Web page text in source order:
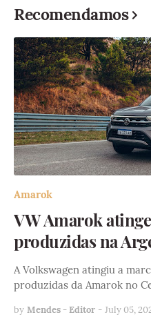
Recomendamos
Amarok
VW Amarok
produzidas na
A Volkswagen atingiu a
produzidas da Amarok no
by Mendes - Editor - July 05,